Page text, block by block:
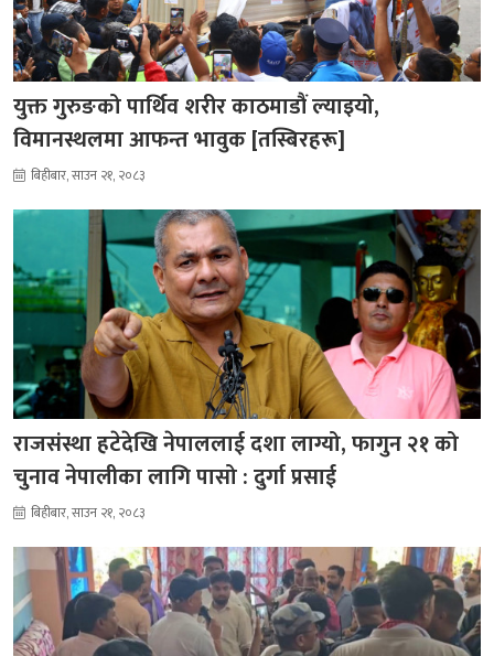
युक्त गुरुङको पार्थिव शरीर काठमाडौं ल्याइयो,
विमानस्थलमा आफन्त भावुक [तस्बिरहरू]
बिहीबार, साउन २१, २०८३
राजसंस्था हटेदेखि नेपाललाई दशा लाग्यो, फागुन २१ को
चुनाव नेपालीका लागि पासो : दुर्गा प्रसाई
बिहीबार, साउन २१, २०८३